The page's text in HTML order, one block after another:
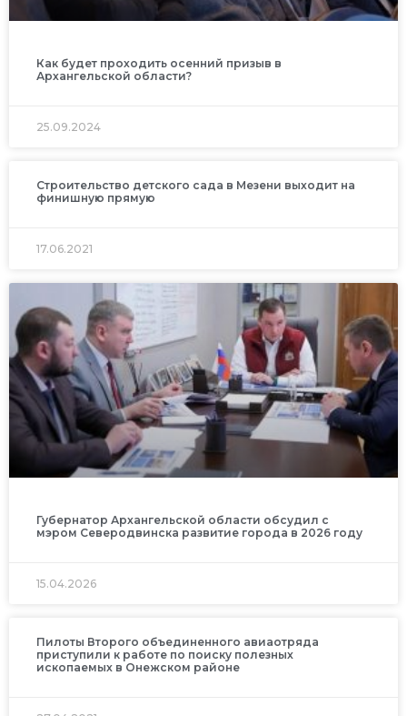
Как будет проходить осенний призыв в
Архангельской области?
25.09.2024
Строительство детского сада в Мезени выходит на
финишную прямую
17.06.2021
Губернатор Архангельской области обсудил с
мэром Северодвинска развитие города в 2026 году
15.04.2026
Пилоты Второго объединенного авиаотряда
приступили к работе по поиску полезных
ископаемых в Онежском районе